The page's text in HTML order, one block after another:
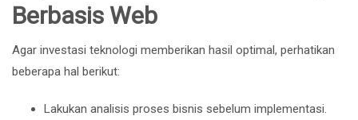
Berbasis Web
Agar investasi teknologi memberikan hasil optimal, perhatikan
beberapa hal berikut:
Lakukan analisis proses bisnis sebelum implementasi.